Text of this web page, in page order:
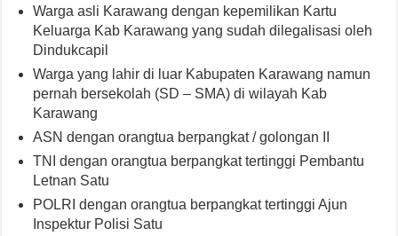
Warga asli Karawang dengan kepemilikan Kartu
Keluarga Kab Karawang yang sudah dilegalisasi oleh
Dindukcapil
Warga yang lahir di luar Kabupaten Karawang namun
pernah bersekolah (SD – SMA) di wilayah Kab
Karawang
ASN dengan orangtua berpangkat / golongan II
TNI dengan orangtua berpangkat tertinggi Pembantu
Letnan Satu
POLRI dengan orangtua berpangkat tertinggi Ajun
Inspektur Polisi Satu